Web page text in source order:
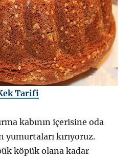
Tarifi
kabının içerisine oda
yumurtaları kırıyoruz.
köpük olana kadar